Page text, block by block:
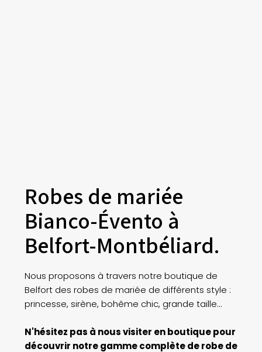
Robes de mariée
Bianco-Évento à
Belfort-Montbéliard.
Nous proposons à travers notre boutique de
Belfort des robes de mariée de différents style :
princesse, sirène, bohême chic, grande taille...
N'hésitez pas à nous visiter en boutique pour
découvrir notre gamme complète de robe de